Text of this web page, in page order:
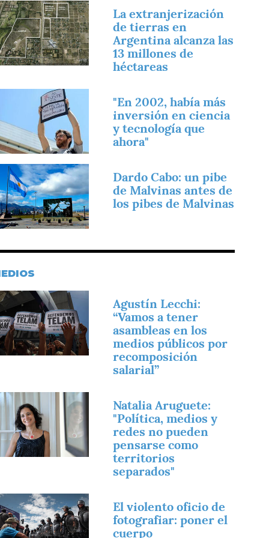
La extranjerización
de tierras en
Argentina alcanza las
13 millones de
héctareas
"En 2002, había más
inversión en ciencia
y tecnología que
ahora"
Dardo Cabo: un pibe
de Malvinas antes de
los pibes de Malvinas
Agustín Lecchi:
“Vamos a tener
asambleas en los
medios públicos por
recomposición
salarial”
Natalia Aruguete:
"Política, medios y
redes no pueden
pensarse como
territorios
separados"
El violento oficio de
fotografiar: poner el
cuerpo